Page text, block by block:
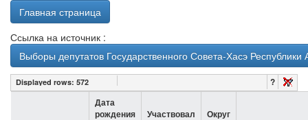
Главная страница
Ссылка на источник :
Выборы депутатов Государственного Совета-Хасэ
Displayed rows: 572 ?
Дата
рождения
Участвовал
Округ